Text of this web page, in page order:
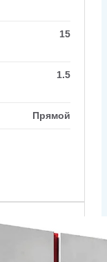
15
1.5
Прямой